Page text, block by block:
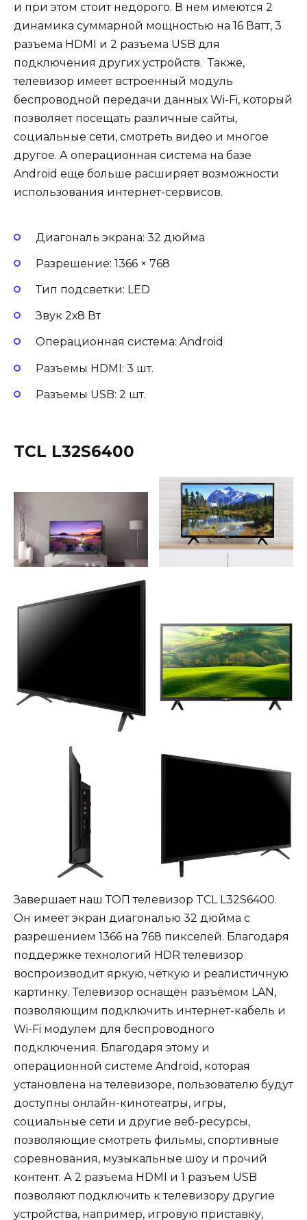
и при этом стоит недорого. В нем имеются 2
динамика суммарной мощностью на 16 Ватт, 3
разъема HDMI и 2 разъема USB для
подключения других устройств. Также,
телевизор имеет встроенный модуль
беспроводной передачи данных Wi-Fi, который
позволяет посещать различные сайты,
социальные сети, смотреть видео и многое
другое. А операционная система на базе
Android еще больше расширяет возможности
использования интернет-сервисов.
Диагональ экрана: 32 дюйма
Разрешение: 1366 × 768
Тип подсветки: LED
Звук 2х8 Вт
Операционная система: Android
Разъемы HDMI: 3 шт.
Разъемы USB: 2 шт.
TCL L32S6400
Завершает наш ТОП телевизор TCL L32S6400.
Он имеет экран диагональю 32 дюйма с
разрешением 1366 на 768 пикселей. Благодаря
поддержке технологий HDR телевизор
воспроизводит яркую, чёткую и реалистичную
картинку. Телевизор оснащён разъёмом LAN,
позволяющим подключить интернет-кабель и
Wi-Fi модулем для беспроводного
подключения. Благодаря этому и
операционной системе Android, которая
установлена на телевизоре, пользователю будут
доступны онлайн-кинотеатры, игры,
социальные сети и другие веб-ресурсы,
позволяющие смотреть фильмы, спортивные
соревнования, музыкальные шоу и прочий
контент. А 2 разъема HDMI и 1 разъем USB
позволяют подключить к телевизору другие
устройства, например, игровую приставку,